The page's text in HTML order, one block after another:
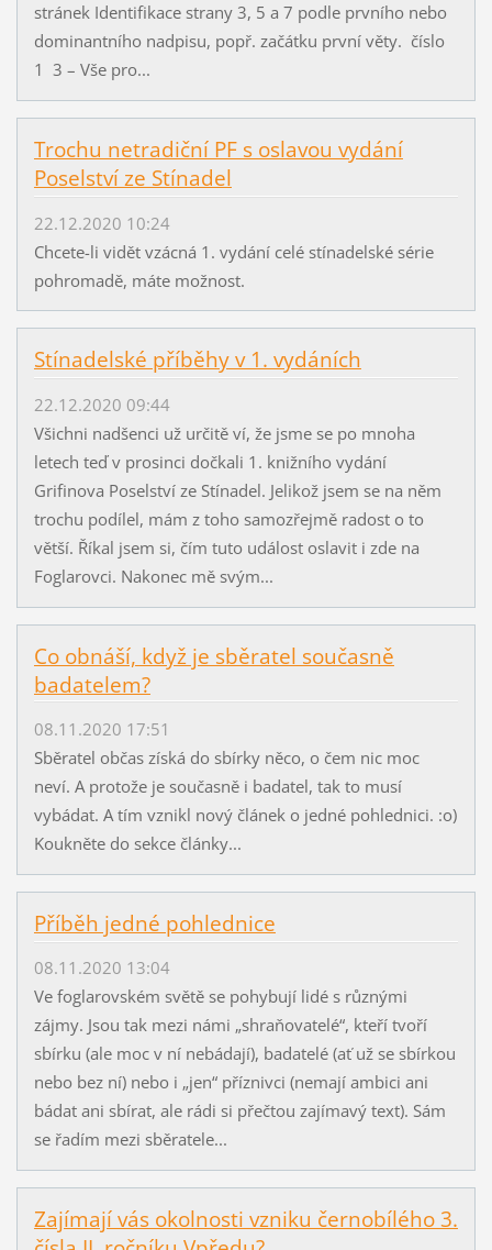
stránek Identifikace strany 3, 5 a 7 podle prvního nebo
dominantního nadpisu, popř. začátku první věty. číslo
1 3 – Vše pro...
Trochu netradiční PF s oslavou vydání
Poselství ze Stínadel
22.12.2020 10:24
Chcete-li vidět vzácná 1. vydání celé stínadelské série
pohromadě, máte možnost.
Stínadelské příběhy v 1. vydáních
22.12.2020 09:44
Všichni nadšenci už určitě ví, že jsme se po mnoha
letech teď v prosinci dočkali 1. knižního vydání
Grifinova Poselství ze Stínadel. Jelikož jsem se na něm
trochu podílel, mám z toho samozřejmě radost o to
větší. Říkal jsem si, čím tuto událost oslavit i zde na
Foglarovci. Nakonec mě svým...
Co obnáší, když je sběratel současně
badatelem?
08.11.2020 17:51
Sběratel občas získá do sbírky něco, o čem nic moc
neví. A protože je současně i badatel, tak to musí
vybádat. A tím vznikl nový článek o jedné pohlednici. :o)
Koukněte do sekce články...
Příběh jedné pohlednice
08.11.2020 13:04
Ve foglarovském světě se pohybují lidé s různými
zájmy. Jsou tak mezi námi „shraňovatelé“, kteří tvoří
sbírku (ale moc v ní nebádají), badatelé (ať už se sbírkou
nebo bez ní) nebo i „jen“ příznivci (nemají ambici ani
bádat ani sbírat, ale rádi si přečtou zajímavý text). Sám
se řadím mezi sběratele...
Zajímají vás okolnosti vzniku černobílého 3.